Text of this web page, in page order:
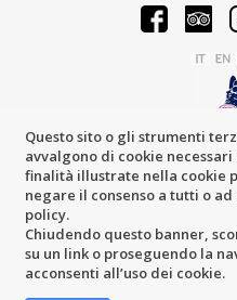
Questo sito o gli strumenti
avvalgono di cookie
finalità illustrate nella cookie
negare il consenso a tutti o
policy.
Chiudendo questo banner,
su un link o proseguendo la
acconsenti all’uso dei cookie.